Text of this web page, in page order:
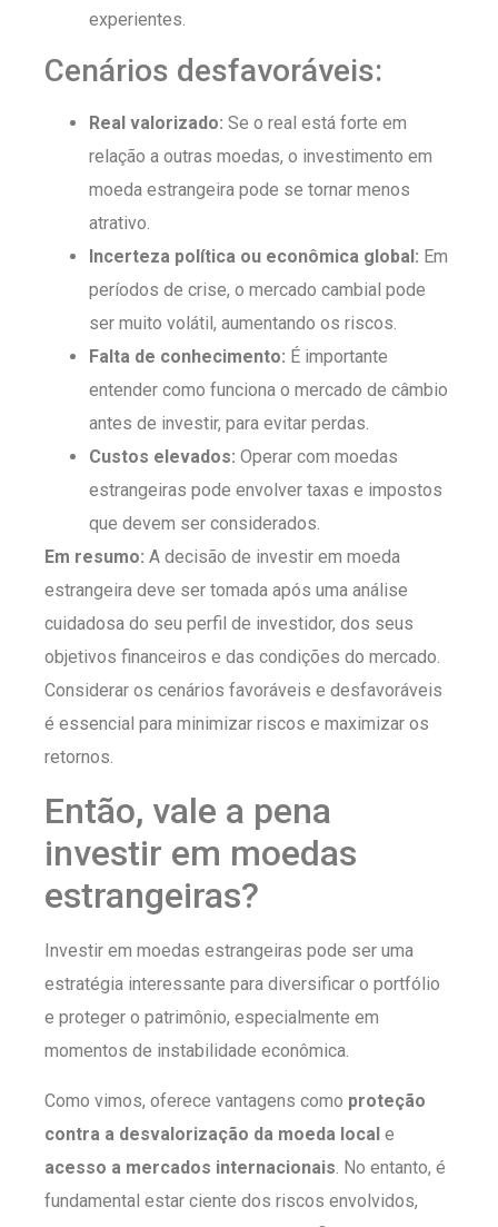
experientes.
Cenários desfavoráveis:
Real valorizado: Se o real está forte em
relação a outras moedas, o investimento em
moeda estrangeira pode se tornar menos
atrativo.
Incerteza política ou econômica global: Em
períodos de crise, o mercado cambial pode
ser muito volátil, aumentando os riscos.
Falta de conhecimento: É importante
entender como funciona o mercado de câmbio
antes de investir, para evitar perdas.
Custos elevados: Operar com moedas
estrangeiras pode envolver taxas e impostos
que devem ser considerados.
Em resumo: A decisão de investir em moeda
estrangeira deve ser tomada após uma análise
cuidadosa do seu perfil de investidor, dos seus
objetivos financeiros e das condições do mercado.
Considerar os cenários favoráveis e desfavoráveis
é essencial para minimizar riscos e maximizar os
retornos.
Então, vale a pena
investir em moedas
estrangeiras?
Investir em moedas estrangeiras pode ser uma
estratégia interessante para diversificar o portfólio
e proteger o patrimônio, especialmente em
momentos de instabilidade econômica.
Como vimos, oferece vantagens como proteção
contra a desvalorização da moeda local e
acesso a mercados internacionais . No entanto, é
fundamental estar ciente dos riscos envolvidos,